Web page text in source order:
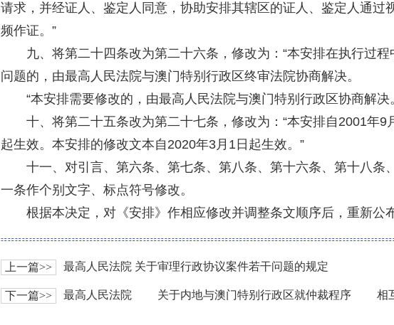
请求，并经证人、鉴定人同意，协助安排其辖区的证人、鉴定人通过
频作证。”
九、将第二十四条改为第二十六条，修改为：“本安排在执行过程
问题的，由最高人民法院与澳门特别行政区终审法院协商解决。
“本安排需要修改的，由最高人民法院与澳门特别行政区协商解决
十、将第二十五条改为第二十七条，修改为：“本安排自2001年9
起生效。本安排的修改文本自2020年3月1日起生效。”
十一、对引言、第六条、第七条、第八条、第十六条、第十八条
一条作个别文字、标点符号修改。
根据本决定，对《安排》作相应修改并调整条文顺序后，重新公布
上一篇>> 最高人民法院 关于审理行政协议案件若干问题的规定
下一篇>>